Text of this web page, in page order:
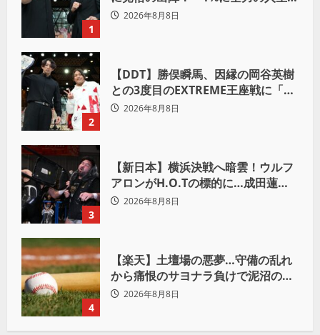
1
かけて勝ちにいきたい」
2026年8月8日
2
【DDT】勝俣瞬馬、因縁の岡谷英樹
との3度目のEXTREME王座戦に「僕
が本当の岡谷英樹を引き出して獲り
2026年8月8日
3
【新日本】横浜決戦へ暗雲！ウルフ
アロンがH.O.Tの標的に…成田蓮へ
「シュウマイにしてやる」と怒り爆
2026年8月8日
4
【楽天】土壇場の悪夢…守備の乱れ
から痛恨のサヨナラ負けで泥沼の連
敗 2026年8月8日